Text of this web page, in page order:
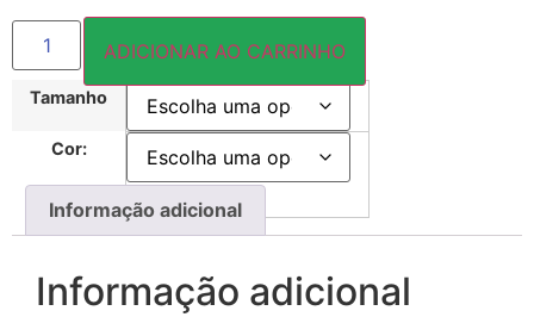
Tamanho
Cor:
ADICIONAR AO CARRINHO
Informação adicional
Informação adicional